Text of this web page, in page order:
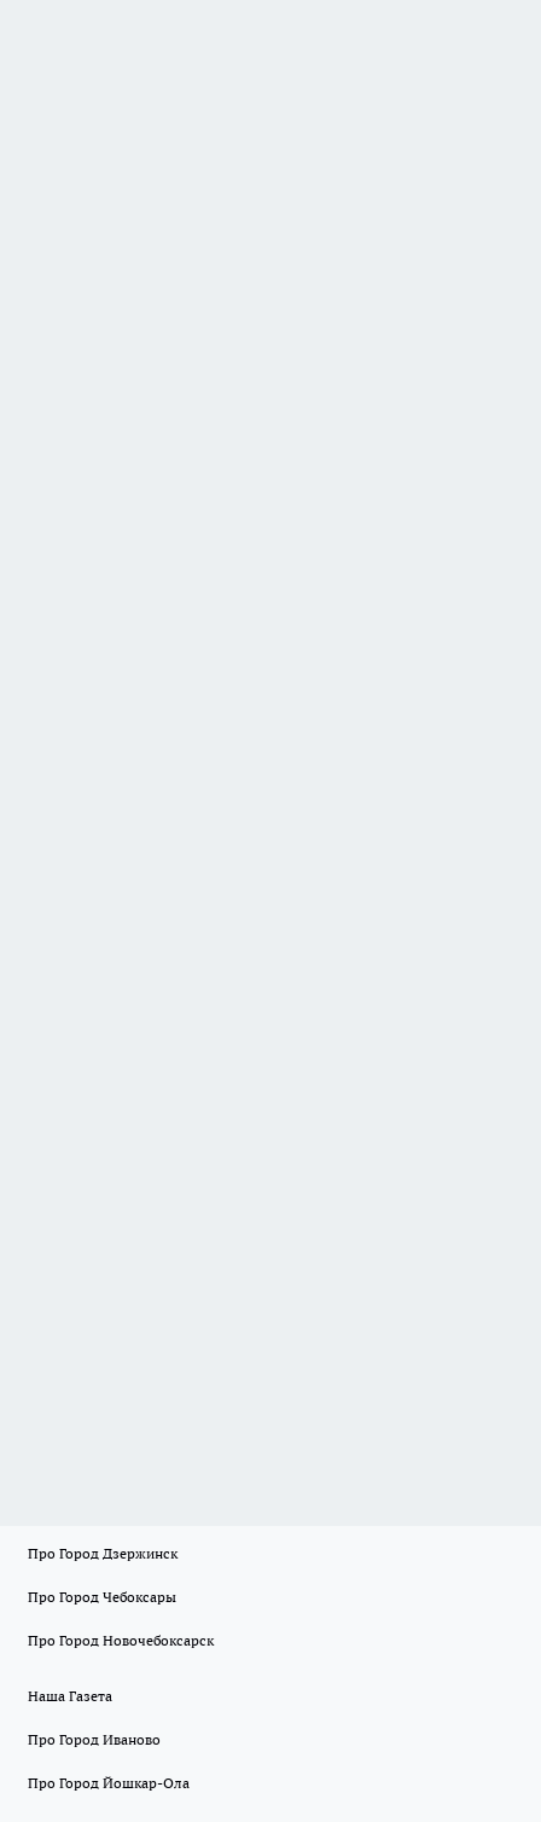
Про Город Дзержинск
Про Город Чебоксары
Про Город Новочебоксарск
Наша Газета
Про Город Иваново
Про Город Йошкар-Ола